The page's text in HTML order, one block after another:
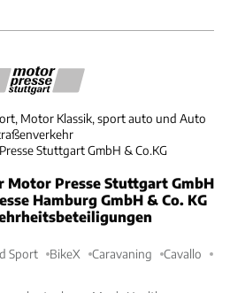
Motor Klassik, sport auto und Auto
Stuttgart GmbH & Co.KG
Motor Presse Stuttgart GmbH
Hamburg GmbH & Co. KG
Sport BikeX Caravaning Cavallo